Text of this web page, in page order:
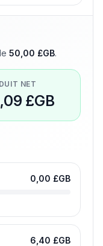
50,00 £GB.
NET
£GB
0,00 £GB
6,40 £GB